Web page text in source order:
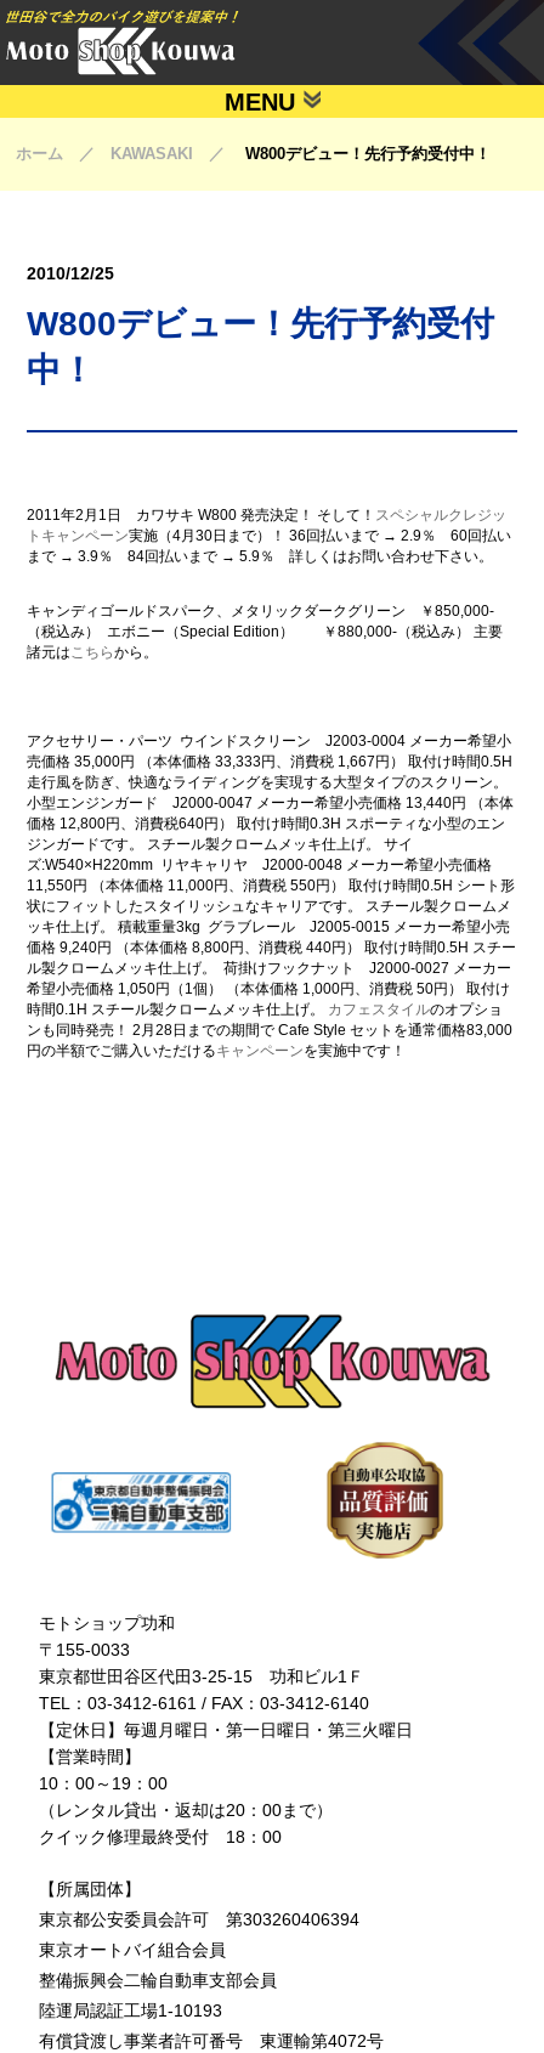
MENU
ホーム ／ KAWASAKI ／W800デビュー！先行予約受付中！
2010/12/25
W800デビュー！先行予約受付
中！
2011年2月1日 カワサキ W800 発売決定！ そして！ スペシャルクレジッ
トキャンペーン実施（4月30日まで）！ 36回払いまで → 2.9％ 60回払い
まで → 3.9％ 84回払いまで → 5.9％ 詳しくはお問い合わせ下さい。
キャンディゴールドスパーク、メタリックダークグリーン ￥850,000-
（税込み）
エボニー（Special Edition） ￥880,000-（税込み） 主要
諸元はこちらから。
アクセサリー・パーツ ウインドスクリーン J2003-0004 メーカー希望小
売価格 35,000円 （本体価格 33,333円、消費税 1,667円） 取付け時間0.5H
走行風を防ぎ、快適なライディングを実現する大型タイプのスクリーン。
小型エンジンガード J2000-0047 メーカー希望小売価格 13,440円 （本体
価格 12,800円、消費税640円） 取付け時間0.3H スポーティな小型のエン
ジンガードです。 スチール製クロームメッキ仕上げ。 サイ
ズ:W540×H220mm リヤキャリヤ J2000-0048 メーカー希望小売価格
11,550円 （本体価格 11,000円、消費税 550円） 取付け時間0.5H シート形
状にフィットしたスタイリッシュなキャリアです。 スチール製クロームメ
ッキ仕上げ。 積載重量3kg グラブレール J2005-0015 メーカー希望小売
価格 9,240円 （本体価格 8,800円、消費税 440円） 取付け時間0.5H スチー
ル製クロームメッキ仕上げ。
荷掛けフックナット J2000-0027 メーカー
希望小売価格 1,050円（1個） （本体価格 1,000円、消費税 50円） 取付け
時間0.1H スチール製クロームメッキ仕上げ。 カフェスタイルのオプショ
ンも同時発売！ 2月28日までの期間で Cafe Style セットを通常価格83,000
円の半額でご購入いただけるキャンペーンを実施中です！
モトショップ功和
〒155-0033
東京都世田谷区代田3-25-15 功和ビル1Ｆ
TEL：03-3412-6161 / FAX：03-3412-6140
【定休日】毎週月曜日・第一日曜日・第三火曜日
【営業時間】
10：00～19：00
（レンタル貸出・返却は20：00まで）
クイック修理最終受付 18：00
【所属団体】
東京都公安委員会許可 第303260406394
東京オートバイ組合会員
整備振興会二輪自動車支部会員
陸運局認証工場1-10193
有償貸渡し事業者許可番号 東運輸第4072号